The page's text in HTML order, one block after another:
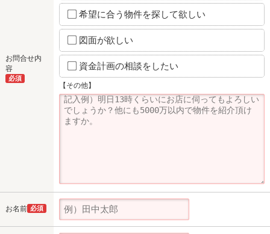
お問合せ内
容
必須
希望に合う物件を探して欲しい
図面が欲しい
資金計画の相談をしたい
【その他】
お名前 必須